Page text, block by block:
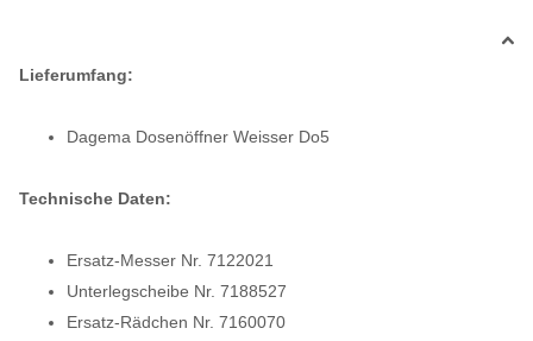
Lieferumfang:
Dagema Dosenöffner Weisser Do5
Technische Daten:
Ersatz-Messer Nr. 7122021
Unterlegscheibe Nr. 7188527
Ersatz-Rädchen Nr. 7160070